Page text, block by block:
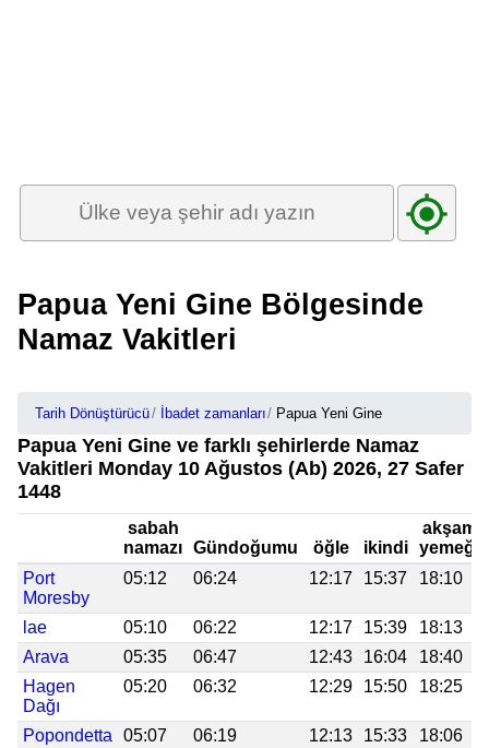
Papua Yeni Gine Bölgesinde
Namaz Vakitleri
Tarih Dönüştürücü İbadet zamanları Papua Yeni Gine
Papua Yeni Gine ve farklı şehirlerde Namaz
Vakitleri Monday 10 Ağustos (Ab) 2026, 27 Safer
1448
sabah
namazı Gündoğumu öğle ikindi
akşam
yemeği
Port
Moresby
05:12 06:24 12:17 15:37 18:10
lae 05:10 06:22 12:17 15:39
18:13
Arava
05:35 06:47 12:43 16:04
18:40
Hagen
Dağı
05:20 06:32 12:29 15:50 18:25
Popondetta 05:07 06:19 12:13 15:33
18:06